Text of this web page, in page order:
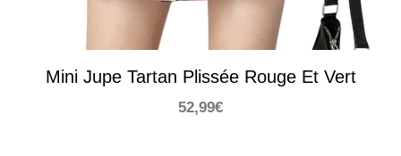
Mini Jupe Tartan Plissée Rouge Et Vert
52,99€